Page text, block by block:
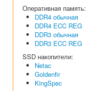
Оперативная память:
DDR4 обычная
DDR4 ECC REG
DDR3 обычная
DDR3 ECC REG
SSD накопители:
Netac
Goldenfir
KingSpec